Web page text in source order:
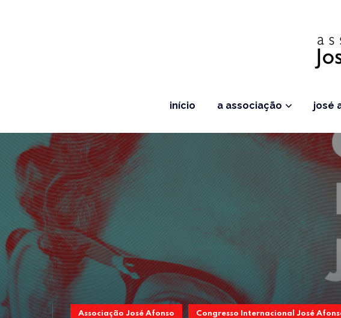
início a associação josé
Associação José Afonso Congresso Internacional José